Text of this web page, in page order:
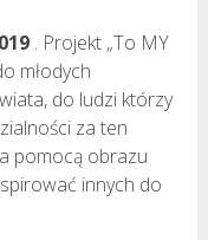
. Projekt „To MY
młodych
do ludzi którzy
za ten
pomocą obrazu
innych do